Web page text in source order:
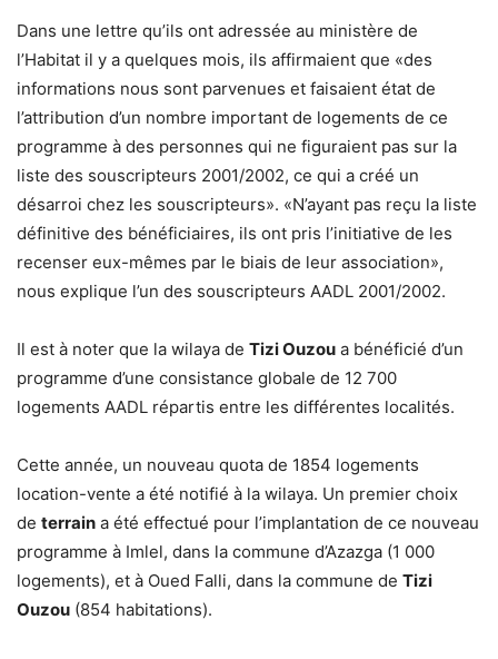
Dans une lettre qu’ils ont adressée au ministère de
l’Habitat il y a quelques mois, ils affirmaient que «des
informations nous sont parvenues et faisaient état de
l’attribution d’un nombre important de logements de ce
programme à des personnes qui ne figuraient pas sur la
liste des souscripteurs 2001/2002, ce qui a créé un
désarroi chez les souscripteurs». «N’ayant pas reçu la liste
définitive des bénéficiaires, ils ont pris l’initiative de les
recenser eux-mêmes par le biais de leur association»,
nous explique l’un des souscripteurs AADL 2001/2002.
Il est à noter que la wilaya de Tizi Ouzou a bénéficié d’un
programme d’une consistance globale de 12 700
logements AADL répartis entre les différentes localités.
Cette année, un nouveau quota de 1854 logements
location-vente a été notifié à la wilaya. Un premier choix
de terrain a été effectué pour l’implantation de ce nouveau
programme à Imlel, dans la commune d’Azazga (1 000
logements), et à Oued Falli, dans la commune de Tizi
Ouzou (854 habitations).